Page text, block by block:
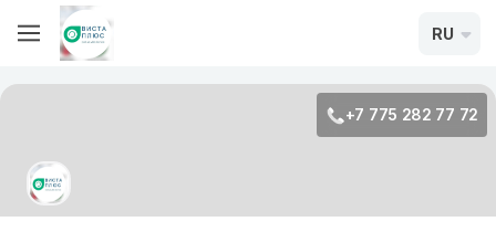
RU
+7 775 282 77 72